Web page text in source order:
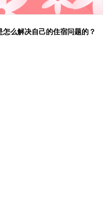
么解决自己的住宿问题的？